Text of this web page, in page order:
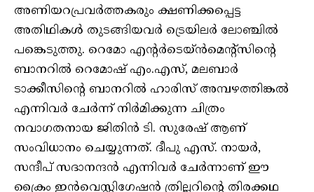
അണിയറപ്രവർത്തകരും ക്ഷണിക്കപ്പെട്ട
അതിഥികൾ തുടങ്ങിയവർ ട്രെയിലർ ലോഞ്ചിൽ
പങ്കെടുത്തു. റെമോ എന്റർടെയ്ൻമെന്റ്സിന്റെ
ബാനറിൽ റെമോഷ് എം.എസ്, മലബാർ
ടാക്കീസിന്റെ ബാനറിൽ ഹാരിസ് അമ്പഴത്തിങ്കൽ
എന്നിവർ ചേർന്ന് നിർമിക്കുന്ന ചിത്രം
നവാഗതനായ ജിതിൻ ടി. സുരേഷ് ആണ്
സംവിധാനം ചെയ്യുന്നത്. ദീപു എസ്. നായർ,
സന്ദീപ് സദാനന്ദൻ എന്നിവർ ചേർന്നാണ് ഈ
ക്രൈം ഇൻവെസ്റ്റിഗേഷൻ ത്രില്ലറിന്റെ തിരക്കഥ